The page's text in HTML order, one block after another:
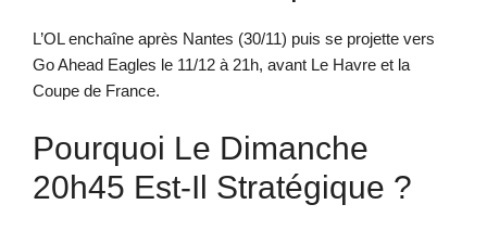
L’OL enchaîne après Nantes (30/11) puis se projette vers
Go Ahead Eagles le 11/12 à 21h, avant Le Havre et la
Coupe de France.
Pourquoi Le Dimanche
20h45 Est-Il Stratégique ?